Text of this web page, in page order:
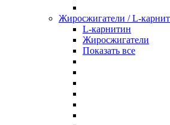
Жиросжигатели / L-
L-карнитин
Жиросжигатели
Показать все